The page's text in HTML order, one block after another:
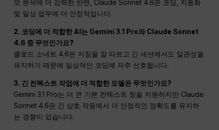
모 분석에 더 강력한 반면, Claude Sonnet 4.6은 코딩, 자동화
및 일상 업무에 더 안정적입니다.
2. 코딩에 더 적합한 AI는 Gemini 3.1 Pro와 Claude Sonnet
4.6 중 무엇인가요?
클로드 소네트 4.6은 지침을 잘 따르고 긴 세션에서도 일관성을
유지하기 때문에 일상적인 코딩에 자주 선호됩니다.
3. 긴 컨텍스트 작업에 더 적합한 모델은 무엇인가요?
Gemini 3.1 Pro는 더 큰 기본 컨텍스트 창을 지원하지만 Claude
Sonnet 4.6은 긴 상호 작용에서 더 안정적인 정확도를 유지하
는 경향이 있습니다.